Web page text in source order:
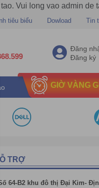
Vui long vao admin de
tiêu biểu Dowload Tin
Đăng
Đăng ký
GIỜ VÀNG
TRỢ
64-B2 khu đô thị Đại Kim-